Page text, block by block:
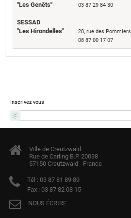
"Les Genêts"
SESSAD
"Les Hirondelles"
03 87 29 84 30
28, rue des Pommiers
08 87 00 17 07
Inscrivez vous
Ville de Creutzwald
Rue de Carling B.P. 20038
57150 Creutzwald - France
Tél : 03 87 81 89 89
Fax : 03 87 82 08 15
NOUS ÉCRIRE